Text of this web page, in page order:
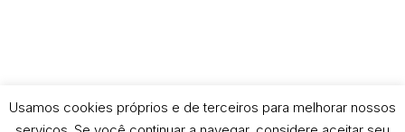
Usamos cookies próprios e de terceiros para melhorar nossos